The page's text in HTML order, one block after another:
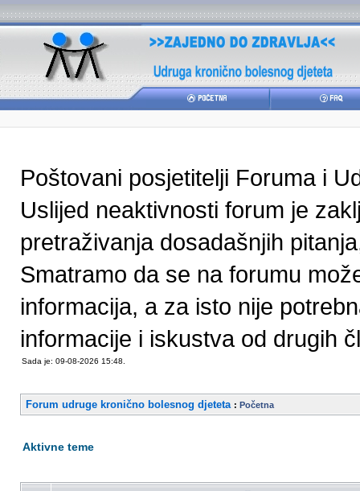
Poštovani posjetitelji Foruma i
Uslijed neaktivnosti forum je
pretraživanja dosadašnjih
Smatramo da se na forumu
informacija, a za isto nije
informacije i iskustva od drugih
Sada je: 09-08-2026 15:48.
Forum udruge kronično bolesnog djeteta : Početna
Aktivne teme